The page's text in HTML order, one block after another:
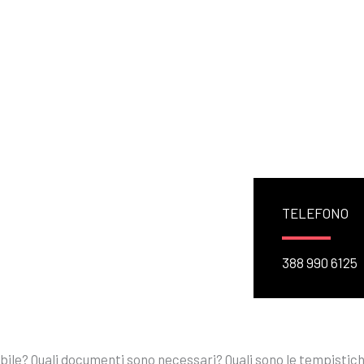
TELEFONO
388 990 6125
Quali documenti sono necessari? Quali sono le